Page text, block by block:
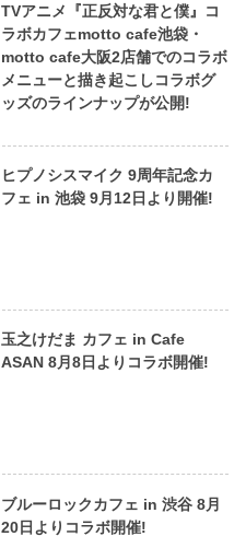
TVアニメ『正反対な君と僕』コ
ラボカフェmotto cafe池袋・
motto cafe大阪2店舗でのコラボ
メニューと描き起こしコラボグ
ッズのラインナップが公開!
ヒプノシスマイク 9周年記念カ
フェ in 池袋 9月12日より開催!
玉之けだま カフェ in Cafe
ASAN 8月8日よりコラボ開催!
ブルーロックカフェ in 渋谷 8月
20日よりコラボ開催!